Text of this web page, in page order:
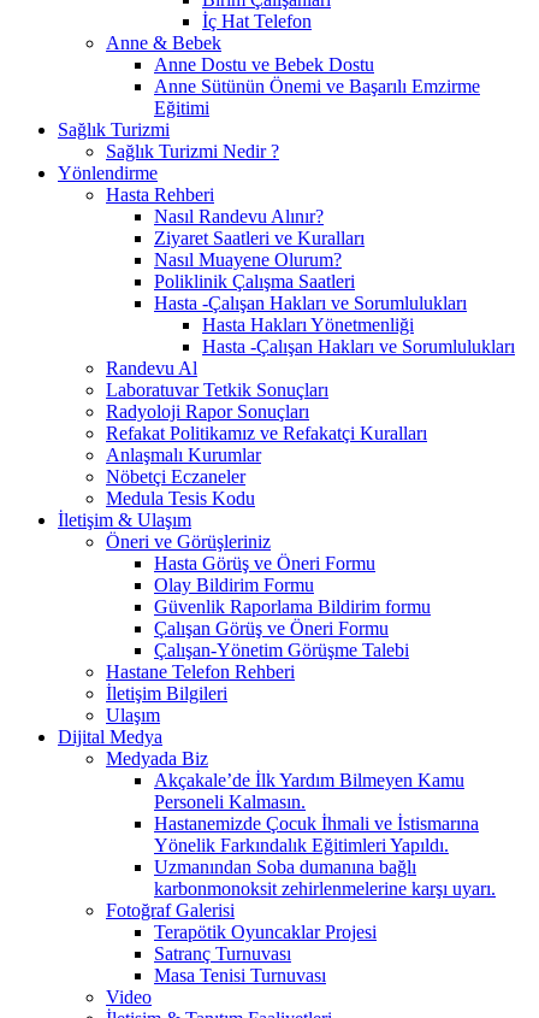
İç Hat Telefon
Anne & Bebek
Anne Dostu ve Bebek Dostu
Anne Sütünün Önemi ve Başarılı Emzirme
Eğitimi
Sağlık Turizmi
Sağlık Turizmi Nedir ?
Yönlendirme
Hasta Rehberi
Nasıl Randevu Alınır?
Ziyaret Saatleri ve Kuralları
Nasıl Muayene Olurum?
Poliklinik Çalışma Saatleri
Hasta -Çalışan Hakları ve Sorumlulukları
Hasta Hakları Yönetmenliği
Hasta -Çalışan Hakları ve Sorumlulukları
Randevu Al
Laboratuvar Tetkik Sonuçları
Radyoloji Rapor Sonuçları
Refakat Politikamız ve Refakatçi Kuralları
Anlaşmalı Kurumlar
Nöbetçi Eczaneler
Medula Tesis Kodu
İletişim & Ulaşım
Öneri ve Görüşleriniz
Hasta Görüş ve Öneri Formu
Olay Bildirim Formu
Güvenlik Raporlama Bildirim formu
Çalışan Görüş ve Öneri Formu
Çalışan-Yönetim Görüşme Talebi
Hastane Telefon Rehberi
İletişim Bilgileri
Ulaşım
Dijital Medya
Medyada Biz
Akçakale’de İlk Yardım Bilmeyen Kamu
Personeli Kalmasın.
Hastanemizde Çocuk İhmali ve İstismarına
Yönelik Farkındalık Eğitimleri Yapıldı.
Uzmanından Soba dumanına bağlı
karbonmonoksit zehirlenmelerine karşı uyarı.
Fotoğraf Galerisi
Terapötik Oyuncaklar Projesi
Satranç Turnuvası
Masa Tenisi Turnuvası
Video